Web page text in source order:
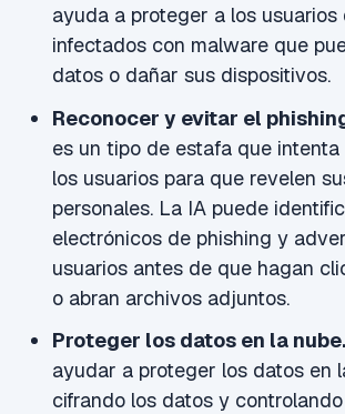
ayuda a proteger a los usuarios
infectados con malware que
datos o dañar sus dispositivos.
Reconocer y evitar el
es un tipo de estafa que
los usuarios para que revelen
personales. La IA puede
electrónicos de phishing y
usuarios antes de que hagan
o abran archivos adjuntos.
Proteger los datos en la nube.
ayudar a proteger los datos en
cifrando los datos y